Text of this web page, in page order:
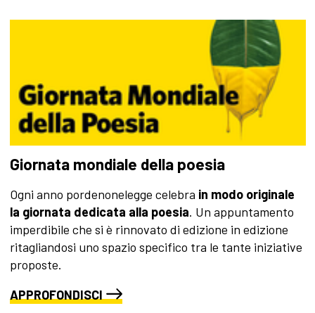
Giornata mondiale della poesia
Ogni anno pordenonelegge celebra in modo originale
la giornata dedicata alla poesia. Un appuntamento
imperdibile che si è rinnovato di edizione in edizione
ritagliandosi uno spazio specifico tra le tante iniziative
proposte.
APPROFONDISCI